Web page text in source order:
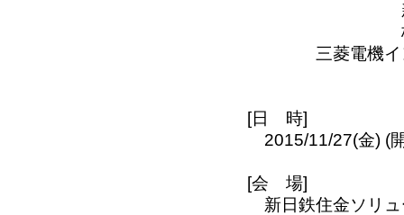
新日鉄住金ソ
株式会社ノー
三菱電機インフ
[日 時]
2015/11/27(金) (開
[会 場]
新日鉄住金ソリュ